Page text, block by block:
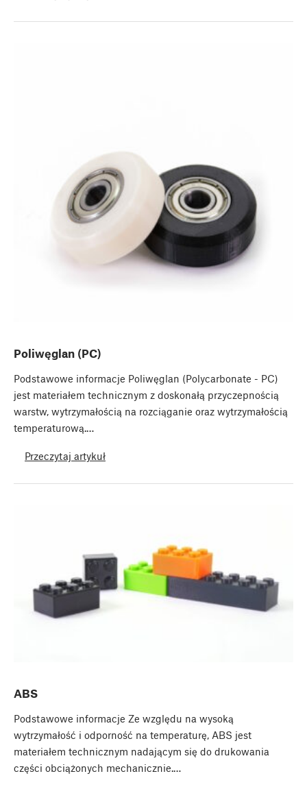
Poliwęglan (PC)
Podstawowe informacje Poliwęglan (Polycarbonate - PC)
jest materiałem technicznym z doskonałą przyczepnością
warstw, wytrzymałością na rozciąganie oraz wytrzymałością
temperaturową.…
Przeczytaj artykuł
ABS
Podstawowe informacje Ze względu na wysoką
wytrzymałość i odporność na temperaturę, ABS jest
materiałem technicznym nadającym się do drukowania
części obciążonych mechanicznie.…